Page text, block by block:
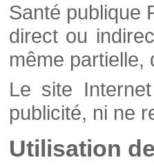
Santé publique
direct ou
même partielle,
Le site
publicité, ni ne
Utilisation